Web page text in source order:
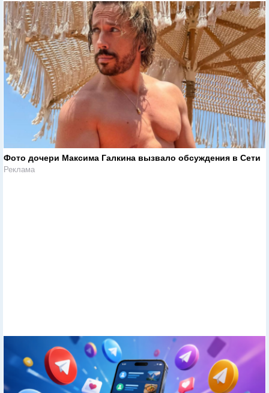
Фото дочери Максима Галкина вызвало обсуждения в Сети
Реклама